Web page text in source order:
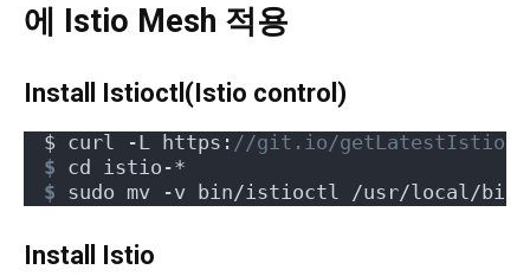
에 Istio Mesh 적용
Install Istioctl(Istio control)
$ curl -L https: //git.io/getLatestIstio
$ cd istio-*
$ sudo mv -v bin/istioctl /usr/local/bin/
Install Istio